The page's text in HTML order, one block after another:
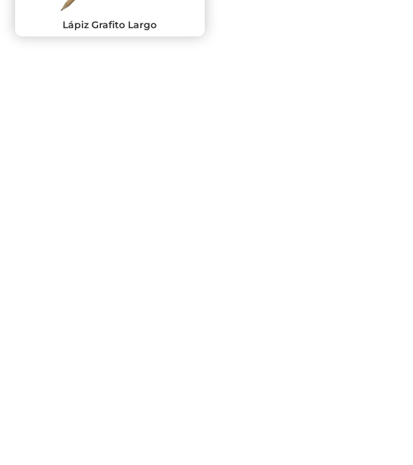
Lápiz Grafito Largo